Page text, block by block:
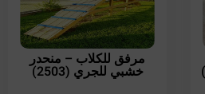
مرفق للكلاب – منحدر
خشبي للجري (2503)